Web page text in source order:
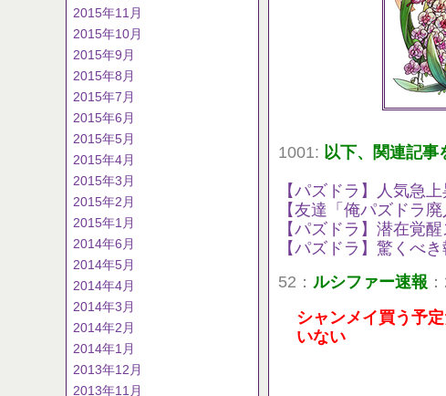
2015年11月
2015年10月
2015年9月
2015年8月
2015年7月
2015年6月
2015年5月
2015年4月
2015年3月
2015年2月
2015年1月
2014年6月
2014年5月
2014年4月
2014年3月
2014年2月
2014年1月
2013年12月
2013年11月
1001: 以下、関連記事
【パズドラ】人気急
【友達「俺パズドラ
【パズドラ】潜在覚
【パズドラ】驚くべ
52： ルシファー速報
シャンメイ買う予
いない